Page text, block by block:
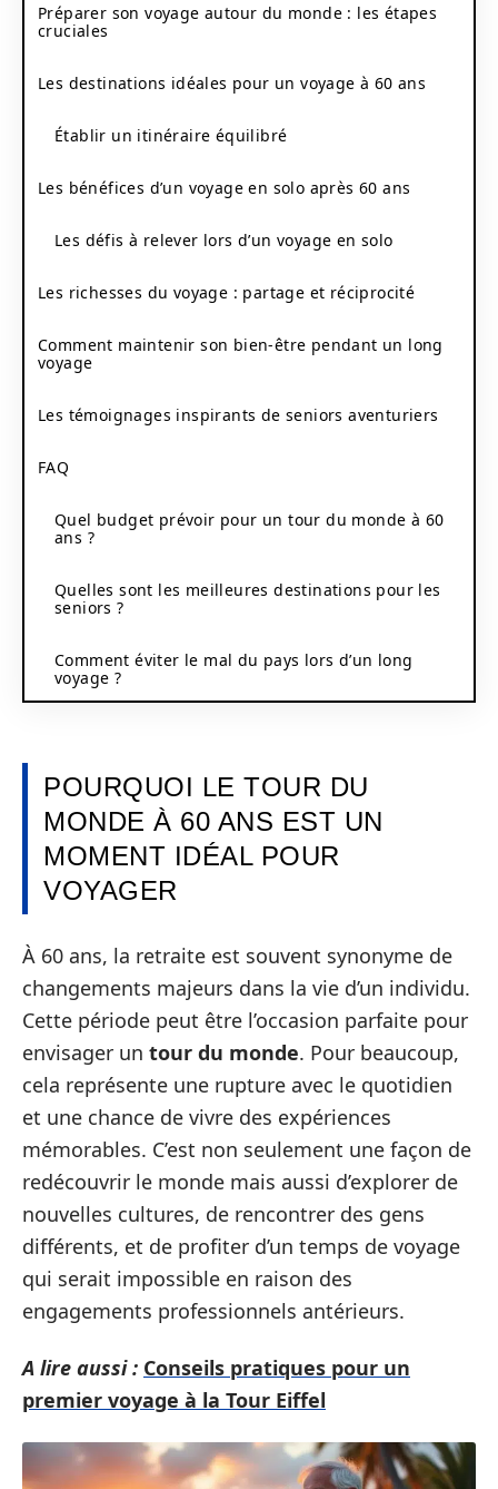
Préparer son voyage autour du monde : les étapes
cruciales
Les destinations idéales pour un voyage à 60 ans
Établir un itinéraire équilibré
Les bénéfices d’un voyage en solo après 60 ans
Les défis à relever lors d’un voyage en solo
Les richesses du voyage : partage et réciprocité
Comment maintenir son bien-être pendant un long
voyage
Les témoignages inspirants de seniors aventuriers
FAQ
Quel budget prévoir pour un tour du monde à 60
ans ?
Quelles sont les meilleures destinations pour les
seniors ?
Comment éviter le mal du pays lors d’un long
voyage ?
POURQUOI LE TOUR DU
MONDE À 60 ANS EST UN
MOMENT IDÉAL POUR
VOYAGER
À 60 ans, la retraite est souvent synonyme de
changements majeurs dans la vie d’un individu.
Cette période peut être l’occasion parfaite pour
envisager un tour du monde. Pour beaucoup,
cela représente une rupture avec le quotidien
et une chance de vivre des expériences
mémorables. C’est non seulement une façon de
redécouvrir le monde mais aussi d’explorer de
nouvelles cultures, de rencontrer des gens
différents, et de profiter d’un temps de voyage
qui serait impossible en raison des
engagements professionnels antérieurs.
A lire aussi : Conseils pratiques pour un
premier voyage à la Tour Eiffel